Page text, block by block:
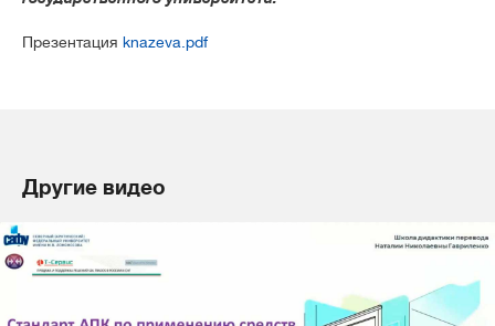
Презентация knazeva.pdf
Другие видео